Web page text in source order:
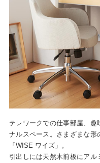
テレワークでの仕事部屋、趣
ナルスペース。さまざまな
「WISE ワイズ」。
引出しには天然木前板にア